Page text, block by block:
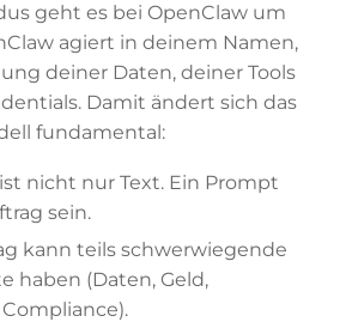
geht es bei OpenClaw um
agiert in deinem Namen,
deiner Daten, deiner Tools
Damit ändert sich das
fundamental:
nicht nur Text. Ein Prompt
sein.
kann teils schwerwiegende
haben (Daten, Geld,